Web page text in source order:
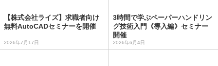
【株式会社ライズ】求職者向け
無料AutoCADセミナーを開催
2026年7月17日
3時間で学ぶペーパーハンドリン
グ技術入門《導入編》セミナー
開催
2026年6月4日